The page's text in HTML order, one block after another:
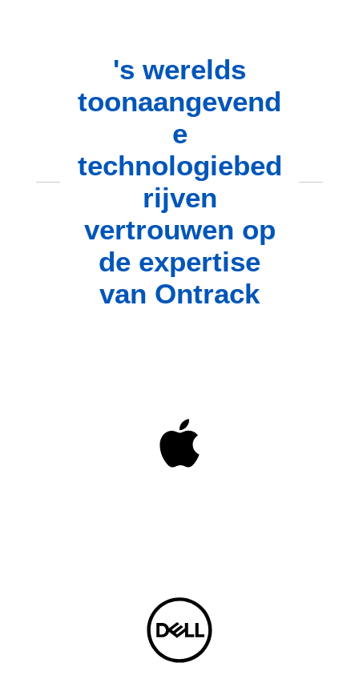
's werelds
toonaangevend
e
technologiebed
rijven
vertrouwen op
de expertise
van Ontrack